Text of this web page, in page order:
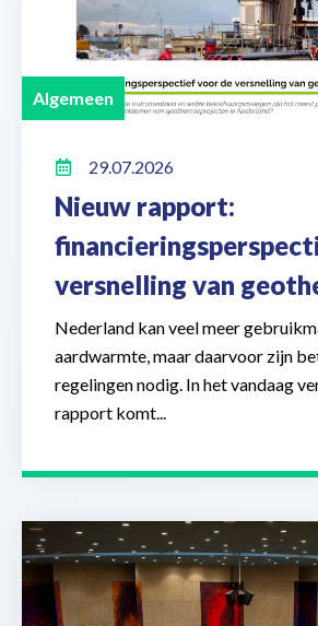
Algemeen
29.07.2026
Nieuw rapport:
versnelling van
Nederland kan veel meer
aardwarmte, maar daarvoor zijn
regelingen nodig. In het vandaag
rapport komt...